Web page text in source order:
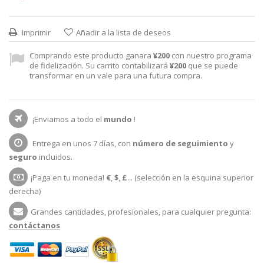
Imprimir Añadir a la lista de deseos
Comprando este producto ganara ¥200 con nuestro programa
de fidelización. Su carrito contabilizará ¥200 que se puede
transformar en un vale para una futura compra.
¡Enviamos a todo el mundo !
Entrega en unos 7 días, con número de seguimiento y
seguro incluidos.
¡Paga en tu moneda! €,$, £... (selección en la esquina superior
derecha)
Grandes cantidades, profesionales, para cualquier pregunta:
contáctanos